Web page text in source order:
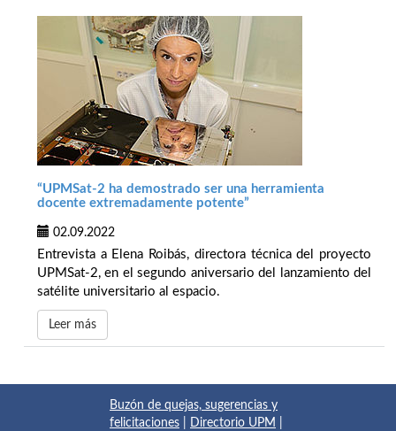
“UPMSat-2 ha demostrado ser una herramienta
docente extremadamente potente”
02.09.2022
Entrevista a Elena Roibás, directora técnica del proyecto
UPMSat-2, en el segundo aniversario del lanzamiento del
satélite universitario al espacio.
Leer más
Buzón de quejas, sugerencias y
felicitaciones
Directorio UPM